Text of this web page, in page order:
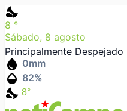
nights_stay
8 °
Sábado, 8 agosto
Principalmente Despejado
water_drop 0mm
humidity_mid 82%
nights_stay 8°